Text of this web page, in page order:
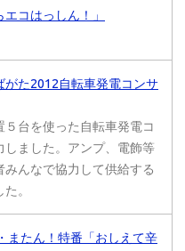
コはっしん！」
がた2012自転車発電コンサ
５台を使った自転車発電コ
しました。アンプ、電飾等
みんなで協力して供給する
。
またん！特番「おしえて辛